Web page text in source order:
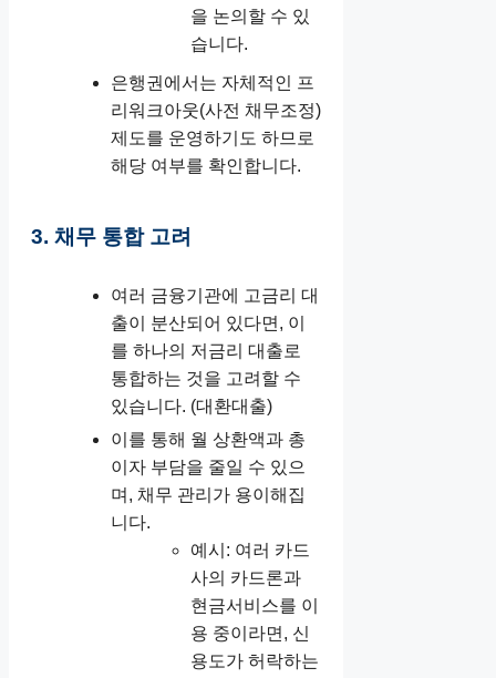
을 논의할 수 있
습니다.
은행권에서는 자체적인 프
리워크아웃(사전 채무조정)
제도를 운영하기도 하므로
해당 여부를 확인합니다.
3. 채무 통합 고려
여러 금융기관에 고금리 대
출이 분산되어 있다면, 이
를 하나의 저금리 대출로
통합하는 것을 고려할 수
있습니다. (대환대출)
이를 통해 월 상환액과 총
이자 부담을 줄일 수 있으
며, 채무 관리가 용이해집
니다.
예시: 여러 카드
사의 카드론과
현금서비스를 이
용 중이라면, 신
용도가 허락하는